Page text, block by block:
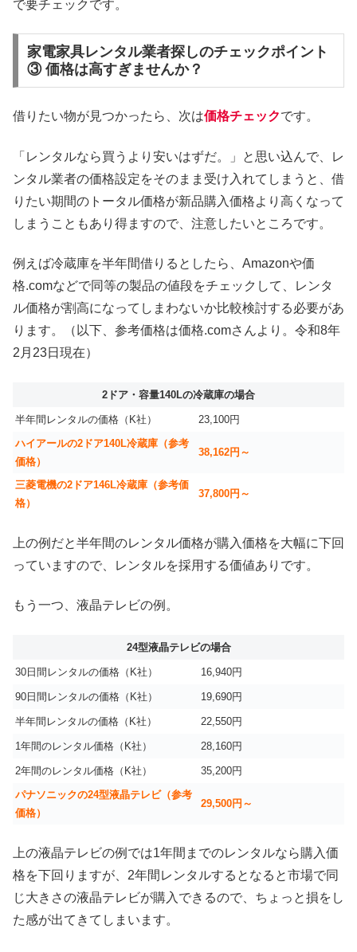
で要チェックです。
家電家具レンタル業者探しのチェックポイント
③ 価格は高すぎませんか？
借りたい物が見つかったら、次は価格チェックです。
「レンタルなら買うより安いはずだ。」と思い込んで、レ
ンタル業者の価格設定をそのまま受け入れてしまうと、借
りたい期間のトータル価格が新品購入価格より高くなって
しまうこともあり得ますので、注意したいところです。
例えば冷蔵庫を半年間借りるとしたら、Amazonや価
格.comなどで同等の製品の値段をチェックして、レンタ
ル価格が割高になってしまわないか比較検討する必要があ
ります。（以下、参考価格は価格.comさんより。令和8年
2月23日現在）
2ドア・容量140Lの冷蔵庫の場合
半年間レンタルの価格（K社）
23,100円
ハイアールの2ドア140L冷蔵庫（参考
価格）
38,162円～
三菱電機の2ドア146L冷蔵庫（参考価
格）
37,800円～
上の例だと半年間のレンタル価格が購入価格を大幅に下回
っていますので、レンタルを採用する価値ありです。
もう一つ、液晶テレビの例。
24型液晶テレビの場合
30日間レンタルの価格（K社） 16,940円
90日間レンタルの価格（K社） 19,690円
半年間レンタルの価格（K社） 22,550円
1年間のレンタル価格（K社） 28,160円
2年間のレンタル価格（K社）
35,200円
パナソニックの24型液晶テレビ（参考
価格）
29,500円～
上の液晶テレビの例では1年間までのレンタルなら購入価
格を下回りますが、2年間レンタルするとなると市場で同
じ大きさの液晶テレビが購入できるので、ちょっと損をし
た感が出てきてしまいます。